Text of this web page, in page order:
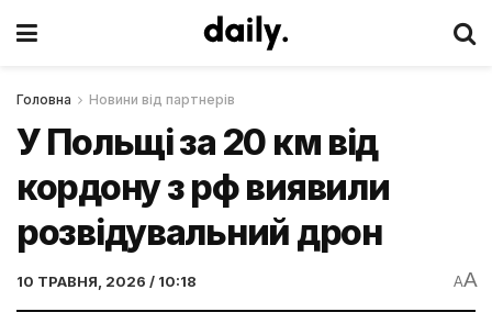
Головна Новини від партнерів
У Польщі за 20 км від
кордону з рф виявили
розвідувальний дрон
10 ТРАВНЯ, 2026 / 10:18 AA